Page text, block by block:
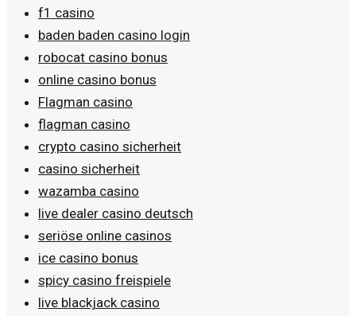
f1 casino
baden baden casino login
robocat casino bonus
online casino bonus
Flagman casino
flagman casino
crypto casino sicherheit
casino sicherheit
wazamba casino
live dealer casino deutsch
seriöse online casinos
ice casino bonus
spicy casino freispiele
live blackjack casino